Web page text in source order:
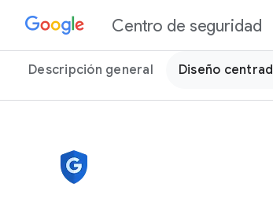
Centro de seguridad
Descripción general Diseño